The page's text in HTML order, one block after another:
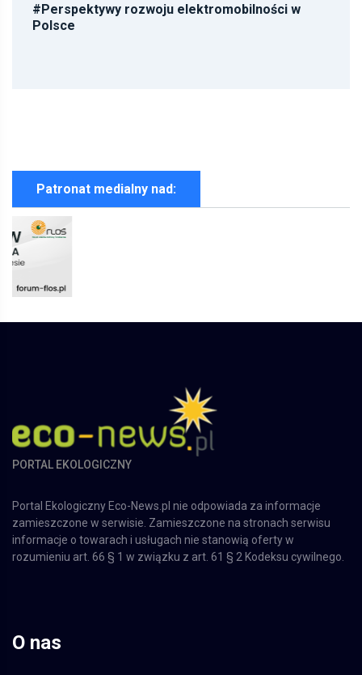
#Perspektywy rozwoju elektromobilności w
Polsce
Patronat medialny nad:
PORTAL EKOLOGICZNY
zamieszczone w serwisie. Zamieszczone na stronach serwisu
informacje o towarach i usługach nie stanowią oferty w
rozumieniu art. 66 § 1 w związku z art. 61 § 2 Kodeksu cywilnego.
O nas